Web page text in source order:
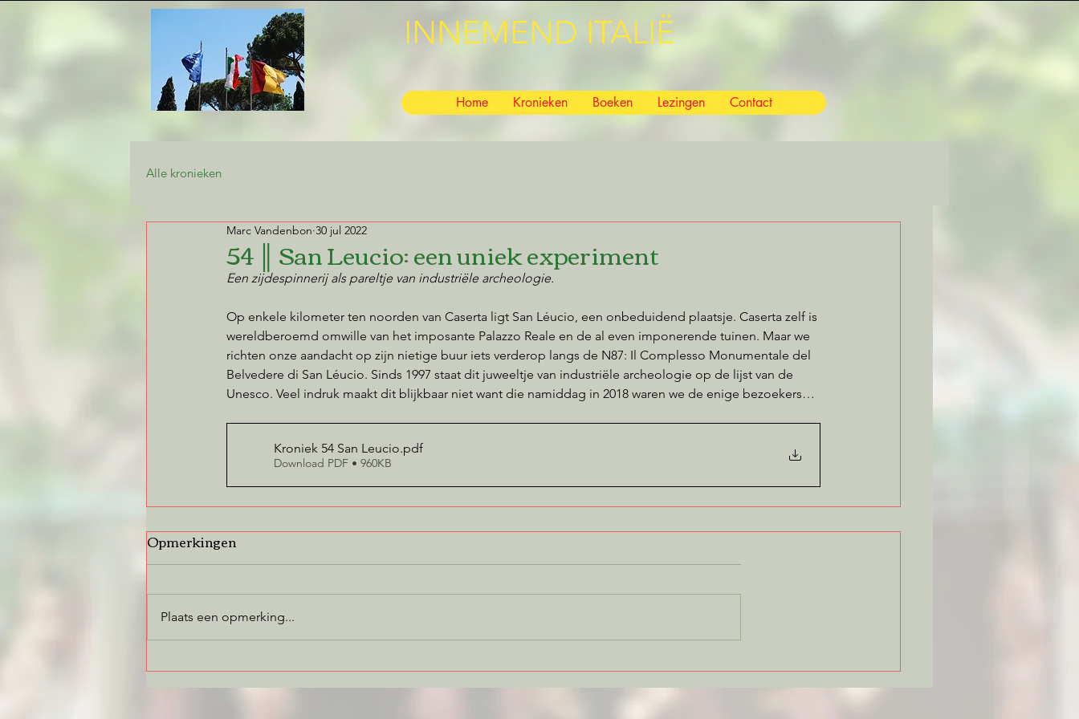
INNEMEND ITALIË
Home Kronieken Boeken Lezingen Contact
Alle kronieken
54 ║ San Leucio: een uniek experiment
Marc Vandenbon 30 jul 2022
Een zijdespinnerij als pareltje van industriële archeologie.
Op enkele kilometer ten noorden van Caserta ligt San Léucio, een onbeduidend plaatsje. Caserta zelf is
wereldberoemd omwille van het imposante Palazzo Reale en de al even imponerende tuinen. Maar we
richten onze aandacht op zijn nietige buur iets verderop langs de N87: Il Complesso Monumentale del
Belvedere di San Léucio. Sinds 1997 staat dit juweeltje van industriële archeologie op de lijst van de
Unesco. Veel indruk maakt dit blijkbaar niet want die namiddag in 2018 waren we de enige bezoekers…
Kroniek 54 San Leucio.pdf
Download PDF • 960KB
Opmerkingen
Plaats een opmerking...